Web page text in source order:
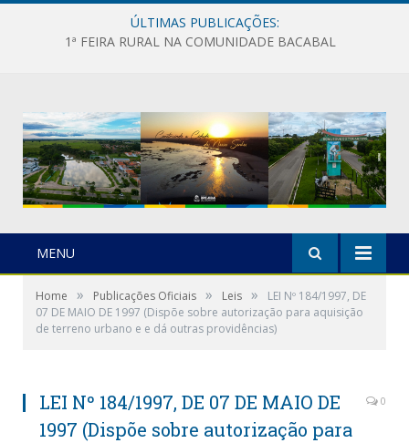
ÚLTIMAS PUBLICAÇÕES:
1ª FEIRA RURAL NA COMUNIDADE BACABAL
MENU
Home » Publicações Oficiais » Leis »
LEI Nº 184/1997, DE
07 DE MAIO DE 1997 (Dispõe sobre autorização para aquisição
de terreno urbano e e dá outras providências)
LEI Nº 184/1997, DE 07 DE MAIO DE
1997 (Dispõe sobre autorização para
0